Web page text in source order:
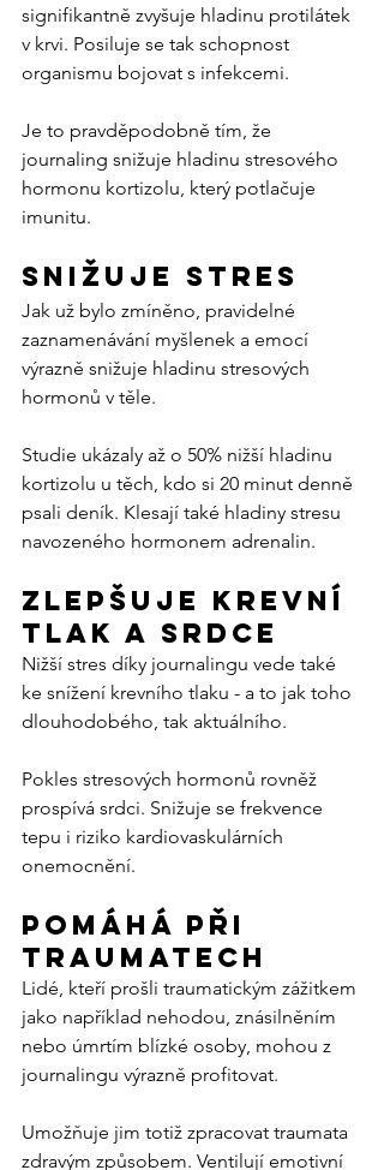
signifikantně zvyšuje hladinu protilátek
v krvi. Posiluje se tak schopnost
organismu bojovat s infekcemi.
Je to pravděpodobně tím, že
journaling snižuje hladinu stresového
hormonu kortizolu, který potlačuje
imunitu.
Snižuje stres
Jak už bylo zmíněno, pravidelné
zaznamenávání myšlenek a emocí
výrazně snižuje hladinu stresových
hormonů v těle.
Studie ukázaly až o 50% nižší hladinu
kortizolu u těch, kdo si 20 minut denně
psali deník. Klesají také hladiny stresu
navozeného hormonem adrenalin.
Zlepšuje krevní
tlak a srdce
Nižší stres díky journalingu vede také
ke snížení krevního tlaku - a to jak toho
dlouhodobého, tak aktuálního.
Pokles stresových hormonů rovněž
prospívá srdci. Snižuje se frekvence
tepu i riziko kardiovaskulárních
onemocnění.
Pomáhá při
traumatech
Lidé, kteří prošli traumatickým zážitkem
jako například nehodou, znásilněním
nebo úmrtím blízké osoby, mohou z
journalingu výrazně profitovat.
Umožňuje jim totiž zpracovat traumata
zdravým způsobem. Ventilují emotivní